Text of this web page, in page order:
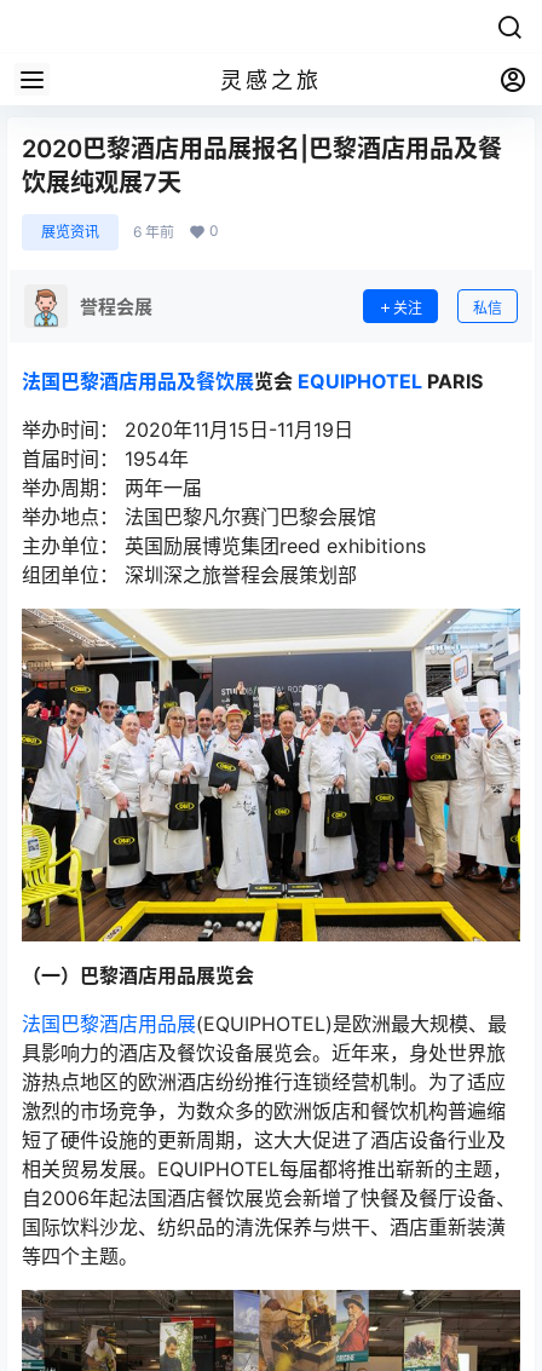
灵感之旅
2020巴黎酒店用品展报名|巴黎酒店用品及餐
饮展纯观展7天
展览资讯 6 年前 0
誉程会展 关注 私信
法国巴黎酒店用品及餐饮展览会 EQUIPHOTEL PARIS
举办时间： 2020年11月15日-11月19日
首届时间： 1954年
举办周期： 两年一届
举办地点： 法国巴黎凡尔赛门巴黎会展馆
主办单位： 英国励展博览集团reed exhibitions
组团单位： 深圳深之旅誉程会展策划部
（一）巴黎酒店用品展览会
法国巴黎酒店用品展(EQUIPHOTEL)是欧洲最大规模、最
具影响力的酒店及餐饮设备展览会。近年来，身处世界旅
游热点地区的欧洲酒店纷纷推行连锁经营机制。为了适应
激烈的市场竞争，为数众多的欧洲饭店和餐饮机构普遍缩
短了硬件设施的更新周期，这大大促进了酒店设备行业及
相关贸易发展。EQUIPHOTEL每届都将推出崭新的主题，
自2006年起法国酒店餐饮展览会新增了快餐及餐厅设备、
国际饮料沙龙、纺织品的清洗保养与烘干、酒店重新装潢
等四个主题。